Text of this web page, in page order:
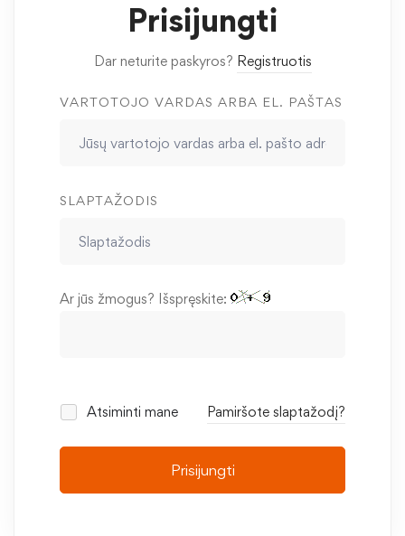
Prisijungti
Dar neturite paskyros? Registruotis
VARTOTOJO VARDAS ARBA EL. PAŠTAS
SLAPTAŽODIS
Ar jūs žmogus? Išspręskite:
Atsiminti mane Pamiršote slaptažodį?
Prisijungti